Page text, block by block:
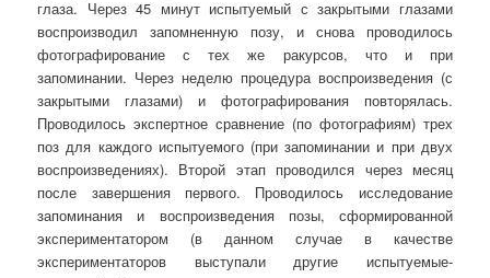
глаза. Через 45 минут испытуемый с закрытыми глазами
воспроизводил запомненную позу, и снова проводилось
фотографирование с тех же ракурсов, что и при
запоминании. Через неделю процедура воспроизведения (с
закрытыми глазами) и фотографирования повторялась.
Проводилось экспертное сравнение (по фотографиям) трех
поз для каждого испытуемого (при запоминании и при двух
воспроизведениях). Второй этап проводился через месяц
после завершения первого. Проводилось исследование
запоминания и воспроизведения позы, сформированной
экспериментатором (в данном случае в качестве
экспериментаторов выступали другие испытуемые-